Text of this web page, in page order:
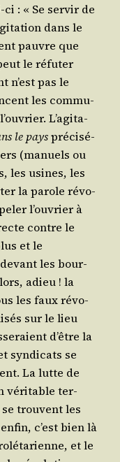
: « Se ser­vir de
dans le
pauvre que
le réfu­ter
n’est pas le
les com­mu­
L’a­gi­ta­
le payspré­ci­sé­
(manuels ou
les usines, les
la parole révo­
l’ou­vrier à
contre le
et le
les bour­
adieu ! la
les faux révo­
sur le lieu
d’être la
syn­di­cats se
La lutte de
véri­table ter­
trouvent les
c’est bien là
et le